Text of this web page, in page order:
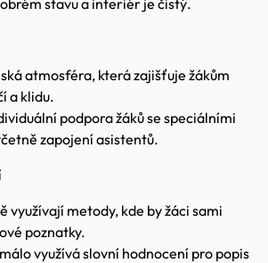
stavu a interiér je čistý.
atmosféra, která zajišťuje žákům
a klidu.
podpora žáků se speciálními
zapojení asistentů.
využívají metody, kde by žáci sami
poznatky.
využívá slovní hodnocení pro popis